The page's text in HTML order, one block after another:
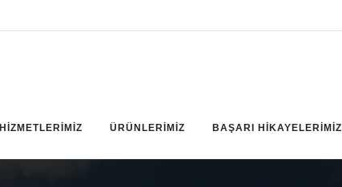
HİZMETLERİMİZ ÜRÜNLERİMİZ BAŞARI HİKAYELERİMİZ